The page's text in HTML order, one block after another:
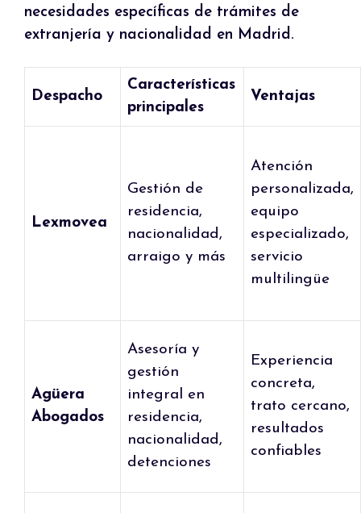
necesidades específicas de trámites de
extranjería y nacionalidad en Madrid.
Despacho
Características
principales
Ventajas
Lexmovea
Gestión de
residencia,
nacionalidad,
arraigo y más
Atención
personalizada,
equipo
especializado,
servicio
multilingüe
Agüera
Abogados
Asesoría y
gestión
integral en
residencia,
nacionalidad,
detenciones
Experiencia
concreta,
trato cercano,
resultados
confiables